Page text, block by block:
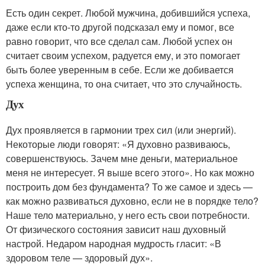
Есть один секрет. Любой мужчина, добившийся успеха,
даже если кто-то другой подсказал ему и помог, все
равно говорит, что все сделал сам. Любой успех он
считает своим успехом, радуется ему, и это помогает
быть более уверенным в себе. Если же добивается
успеха женщина, то она считает, что это случайность.
Дух
Дух проявляется в гармонии трех сил (или энергий).
Некоторые люди говорят: «Я духовно развиваюсь,
совершенствуюсь. Зачем мне деньги, материальное
меня не интересует. Я выше всего этого». Но как можно
построить дом без фундамента? То же самое и здесь —
как можно развиваться духовно, если не в порядке тело?
Наше тело материально, у него есть свои потребности.
От физического состояния зависит наш духовный
настрой. Недаром народная мудрость гласит: «В
здоровом теле — здоровый дух».